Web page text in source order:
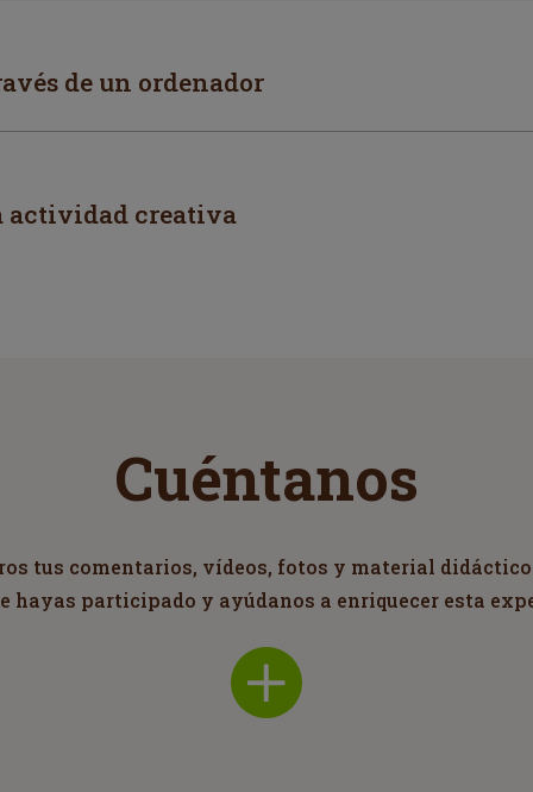
de un ordenador
actividad creativa
Cuéntanos
tus comentarios, vídeos, fotos y material didáctico
hayas participado y ayúdanos a enriquecer esta